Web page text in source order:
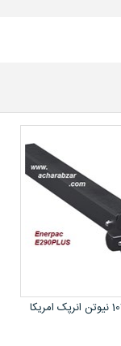
مولتی پلایر 1625 نیوتن E391 انرپک